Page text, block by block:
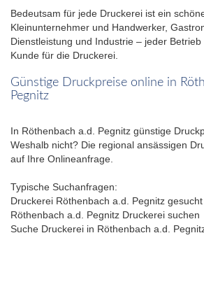
Bedeutsam für jede Druckerei ist ein
Kleinunternehmer und Handwerker,
Dienstleistung und Industrie – jeder
Kunde für die Druckerei.
Günstige Druckpreise online in
Pegnitz
In Röthenbach a.d. Pegnitz günstige
Weshalb nicht? Die regional ansässigen
auf Ihre Onlineanfrage.
Typische Suchanfragen:
Druckerei Röthenbach a.d. Pegnitz gesucht
Röthenbach a.d. Pegnitz Druckerei suchen
Suche Druckerei in Röthenbach a.d.